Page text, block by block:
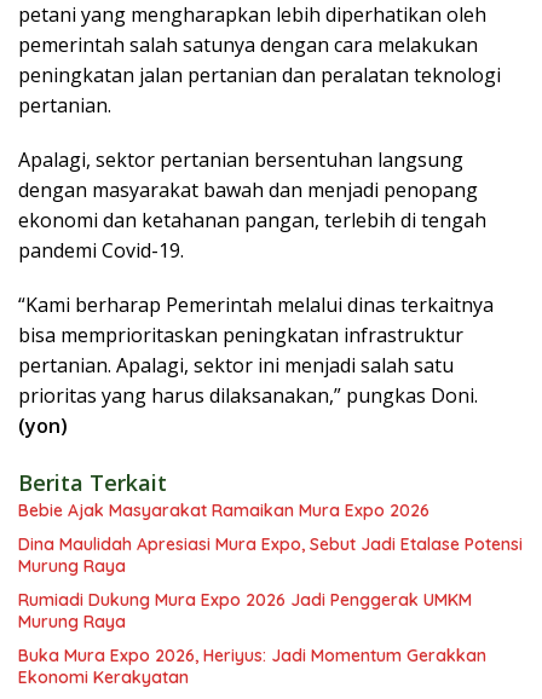
petani yang mengharapkan lebih diperhatikan oleh
pemerintah salah satunya dengan cara melakukan
peningkatan jalan pertanian dan peralatan teknologi
pertanian.
Apalagi, sektor pertanian bersentuhan langsung
dengan masyarakat bawah dan menjadi penopang
ekonomi dan ketahanan pangan, terlebih di tengah
pandemi Covid-19.
“Kami berharap Pemerintah melalui dinas terkaitnya
bisa memprioritaskan peningkatan infrastruktur
pertanian. Apalagi, sektor ini menjadi salah satu
prioritas yang harus dilaksanakan,” pungkas Doni.
(yon)
Berita Terkait
Bebie Ajak Masyarakat Ramaikan Mura Expo 2026
Dina Maulidah Apresiasi Mura Expo, Sebut Jadi Etalase Potensi
Murung Raya
Rumiadi Dukung Mura Expo 2026 Jadi Penggerak UMKM
Murung Raya
Buka Mura Expo 2026, Heriyus: Jadi Momentum Gerakkan
Ekonomi Kerakyatan